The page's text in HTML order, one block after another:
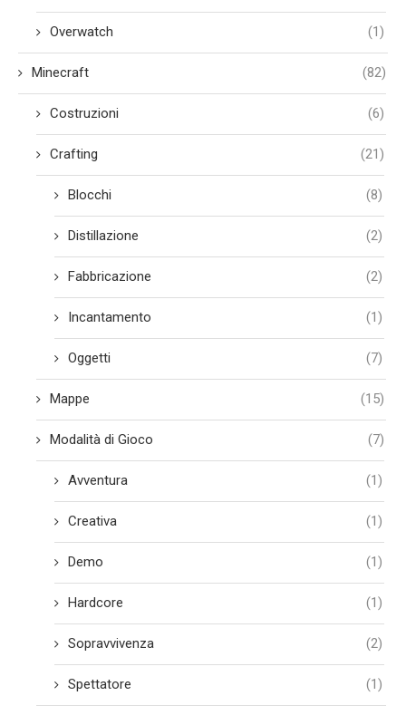
Overwatch (1)
Minecraft (82)
Costruzioni (6)
Crafting (21)
Blocchi (8)
Distillazione (2)
Fabbricazione (2)
Incantamento (1)
Oggetti (7)
Mappe (15)
Modalità di Gioco (7)
Avventura (1)
Creativa (1)
Demo (1)
Hardcore (1)
Sopravvivenza (2)
Spettatore (1)